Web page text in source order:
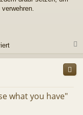
c
what you have"